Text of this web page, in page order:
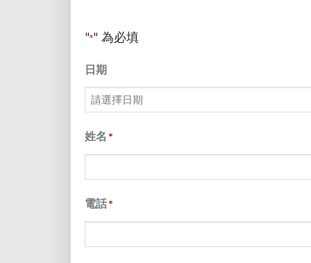
"*" 為必填
日期
MM
slash
YYYY
姓名 *
電話 *